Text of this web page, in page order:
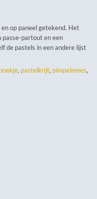
op paneel getekend. Het
passe-partout en een
de pastels in een andere lijst
, pastelkrijt, pimpelmees,